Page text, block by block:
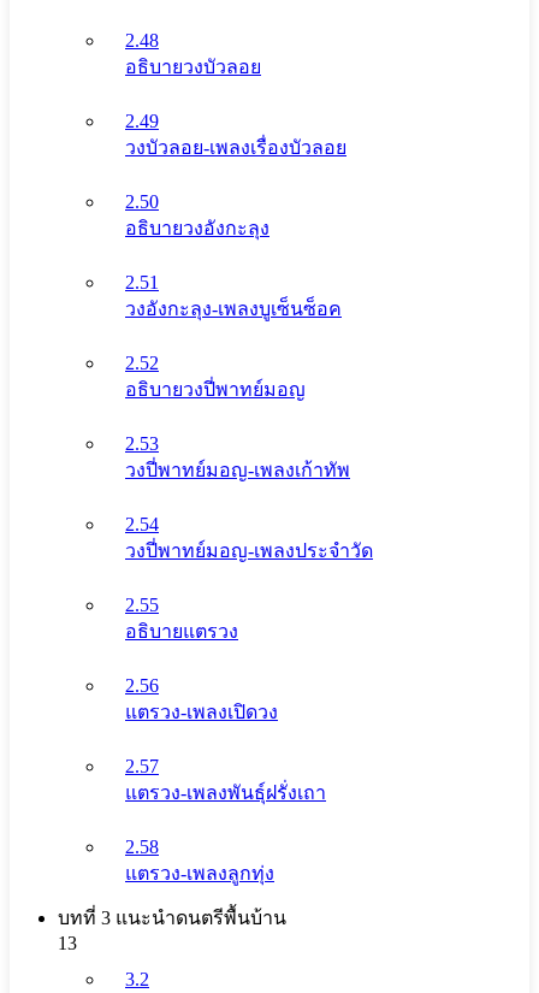
2.48
อธิบายวงบัวลอย
2.49
วงบัวลอย-เพลงเรื่องบัวลอย
2.50
อธิบายวงอังกะลุง
2.51
วงอังกะลุง-เพลงบูเซ็นซ็อค
2.52
อธิบายวงปี่พาทย์มอญ
2.53
วงปี่พาทย์มอญ-เพลงเก้าทัพ
2.54
วงปี่พาทย์มอญ-เพลงประจำวัด
2.55
อธิบายแตรวง
2.56
แตรวง-เพลงเปิดวง
2.57
แตรวง-เพลงพันธุ์ฝรั่งเถา
2.58
แตรวง-เพลงลูกทุ่ง
บทที่ 3 แนะนําดนตรีพื้นบ้าน
13
3.2